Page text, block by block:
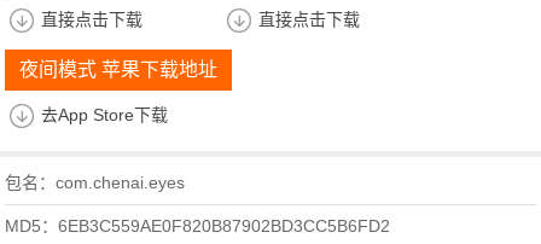
直接点击下载 直接点击下载
夜间模式 苹果下载地址
去App Store下载
包名：com.chenai.eyes
MD5：6EB3C559AE0F820B87902BD3CC5B6FD2